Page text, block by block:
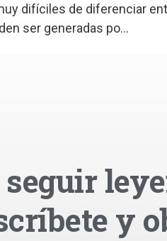
difíciles de diferenciar
ser generadas po...
seguir
y